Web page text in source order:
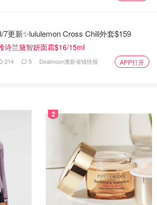
7更新✨lululemon Cross Chill外套$159
诗兰黛智妍面霜$16/15ml
214 5 Dealmoon澳新省钱快报 APP打开
2